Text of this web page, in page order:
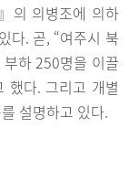
의 의병조에 의하
다. 곧, “여주시 북
하 250명을 이끌
했다. 그리고 개별
설명하고 있다.